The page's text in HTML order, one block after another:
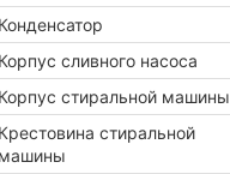
Конденсатор
Корпус сливного насоса
Корпус стиральной машины
Крестовина стиральной
машины